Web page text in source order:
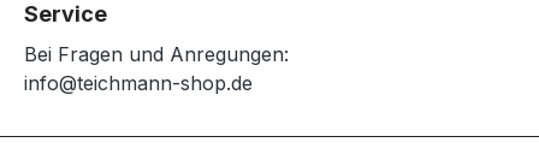
Service
Bei Fragen und Anregungen:
info@teichmann-shop.de